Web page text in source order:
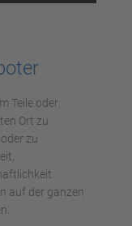
Teile oder
Ort zu
zu
auf der ganzen